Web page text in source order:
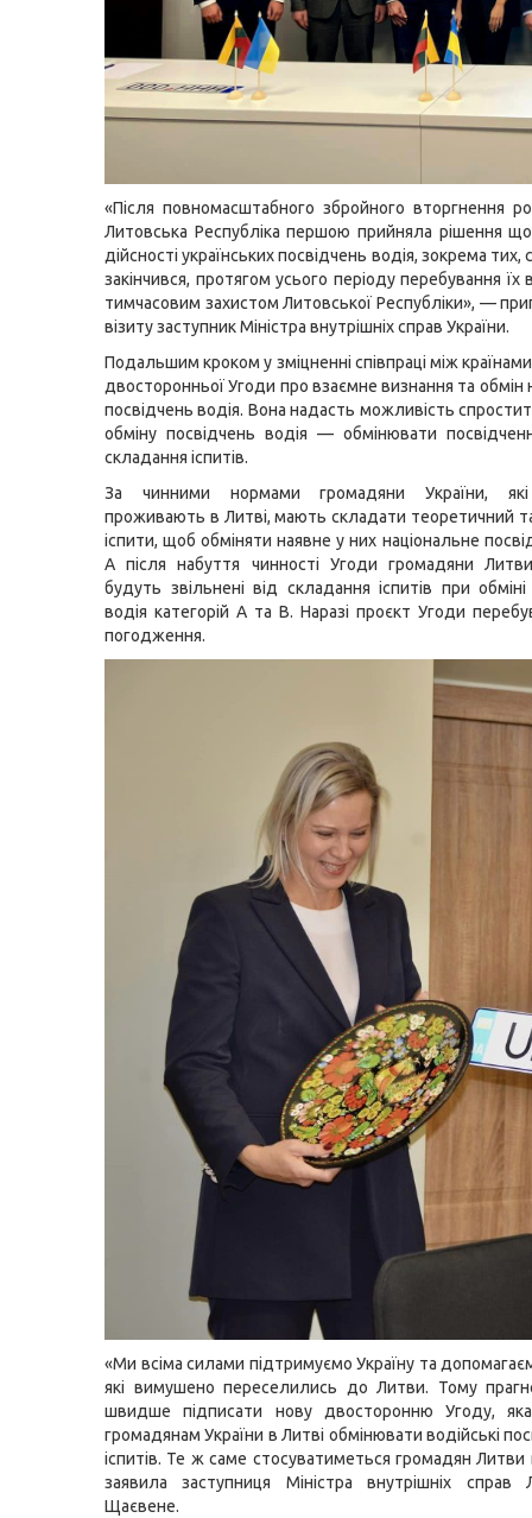
«Після повномасштабного збройного вторгнення
Литовська Республіка першою прийняла рішення
дійсності українських посвідчень водія, зокрема тих,
закінчився, протягом усього періоду перебування їх
тимчасовим захистом Литовської Республіки», —
візиту заступник Міністра внутрішніх справ України.
Подальшим кроком у зміцненні співпраці між
двосторонньої Угоди про взаємне визнання та обмін
посвідчень водія. Вона надасть можливість
обміну посвідчень водія — обмінювати
складання іспитів.
За чинними нормами громадяни України,
проживають в Литві, мають складати теоретичний
іспити, щоб обміняти наявне у них національне
А після набуття чинності Угоди громадяни
будуть звільнені від складання іспитів при
водія категорій А та В. Наразі проєкт Угоди
погодження.
«Ми всіма силами підтримуємо Україну та
які вимушено переселились до Литви. Тому
швидше підписати нову двосторонню Угоду,
громадянам України в Литві обмінювати водійські
іспитів. Те ж саме стосуватиметься громадян Литви
заявила заступниця Міністра внутрішніх справ
Щаєвене.